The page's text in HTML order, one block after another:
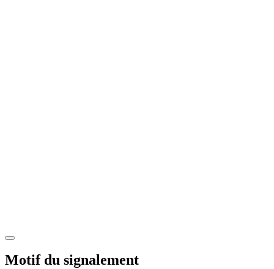
Motif du signalement